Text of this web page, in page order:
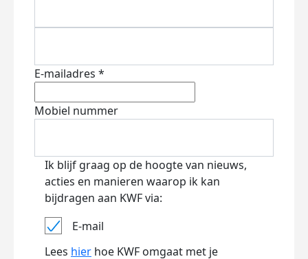
E-mailadres *
Mobiel nummer
Ik blijf graag op de hoogte van nieuws,
acties en manieren waarop ik kan
bijdragen aan KWF via:
E-mail
Lees hier hoe KWF omgaat met je